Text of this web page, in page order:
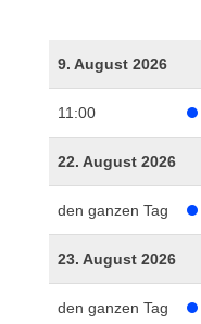
9. August 2026
11:00
22. August 2026
den ganzen Tag
23. August 2026
den ganzen Tag